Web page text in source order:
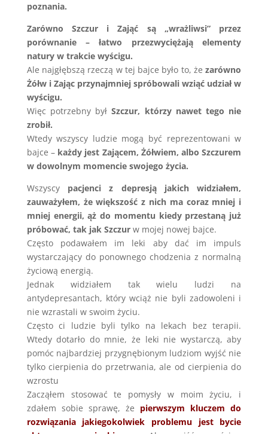
poznania.
Zarówno Szczur i Zająć są „wrażliwsi” przez
porównanie – łatwo przezwyciężają elementy
natury w trakcie wyścigu.
Ale najgłębszą rzeczą w tej bajce było to, żezarówno
Żółw i Zając przynajmniej spróbowali wziąć udział w
wyścigu.
Więc potrzebny byłSzczur, którzy nawet tego nie
zrobił.
Wtedy wszyscy ludzie mogą być reprezentowani w
bajce – każdy jest Zającem, Żółwiem, albo Szczurem
w dowolnym momencie swojego życia.
Wszyscy pacjenci z depresją jakich widziałem,
zauważyłem, że większość z nich ma coraz mniej i
mniej energii, ąż do momentu kiedy przestaną już
próbować, tak jak Szczurw mojej nowej bajce.
Często podawałem im leki aby dać im impuls
wystarczający do ponownego chodzenia z normalną
życiową energią.
Jednak widziałem tak wielu ludzi na
antydepresantach, który wciąż nie byli zadowoleni i
nie wzrastali w swoim życiu.
Często ci ludzie byli tylko na lekach bez terapii.
Wtedy dotarło do mnie, że leki nie wystarczą, aby
pomóc najbardziej przygnębionym ludziom wyjść nie
tylko cierpienia do przetrwania, ale od cierpienia do
wzrostu
Zacząłem stosować te pomysły w moim życiu, i
zdałem sobie sprawę, że pierwszym kluczem do
rozwiązania jakiegokolwiek problemu jest bycie